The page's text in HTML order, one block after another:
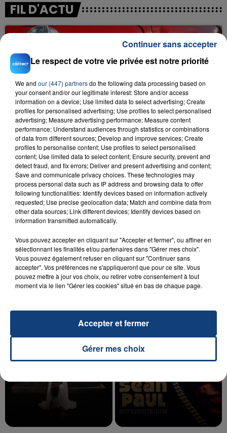
FIL D'ACTU
23 juillet 2026
INCENDIE MORTEL À LENS : UNE FEMME ET
SON BÉBÉ ENTRE LA VIE ET LA...
Un homme s'est immolé par le feu après avoir
aspergé sa compagne et leur bébé de trois mois
d'un liquide inflammable.
20 juillet 2026
UNE ADOLESCENTE DEVANT SE FAIRE
OPÉRER DE LA CHEVILLE RESSORT DE LA...
La famille a porté plainte contre la clinique qui a
reconnu sa responsabilité et présenté ses
Le respect de votre vie privée est notre priorité
We and our (447) partnersdo the following data processing based on
your consent and/or our legitimate interest: Store and/or access
information on a device; Use limited data to select advertising; Create
profiles for personalised advertising; Use profiles to select personalised
advertising; Measure advertising performance; Measure content
performance; Understand audiences through statistics or combinations
of data from different sources; Develop and improve services; Create
profiles to personalise content; Use profiles to select personalised
content; Use limited data to select content; Ensure security, prevent and
detect fraud, and fix errors; Deliver and present advertising and content;
Save and communicate privacy choices. These technologies may
process personal data such as IP address and browsing data to offer
following functionalities: Identify devices based on information actively
requested; Use precise geolocation data; Match and combine data from
other data sources; Link different devices; Identify devices based on
information transmitted automatically.
Vous pouvez accepter en cliquant sur "Accepter et fermer", ou affiner en
sélectionnant les finalités et/ou partenaires dans "Gérer mes choix".
Vous pouvez également refuser en cliquant sur "Continuer sans
accepter". Vos préférences ne s'appliqueront que pour ce site. Vous
pouvez mettre à jour vos choix, ou retirer votre consentement à tout
moment via le lien "Gérer les cookies" situé en bas de chaque page.
Gérer mes choix
Accepter et fermer
Continuer sans accepter